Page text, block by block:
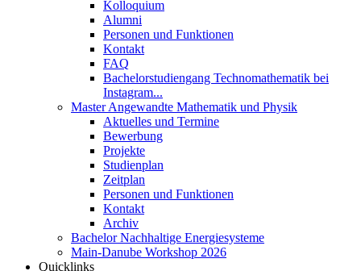
Kolloquium
Alumni
Personen und Funktionen
Kontakt
FAQ
Bachelorstudiengang Technomathematik bei
Instagram...
Master Angewandte Mathematik und Physik
Aktuelles und Termine
Bewerbung
Projekte
Studienplan
Zeitplan
Personen und Funktionen
Kontakt
Archiv
Bachelor Nachhaltige Energiesysteme
Main-Danube Workshop 2026
Quicklinks